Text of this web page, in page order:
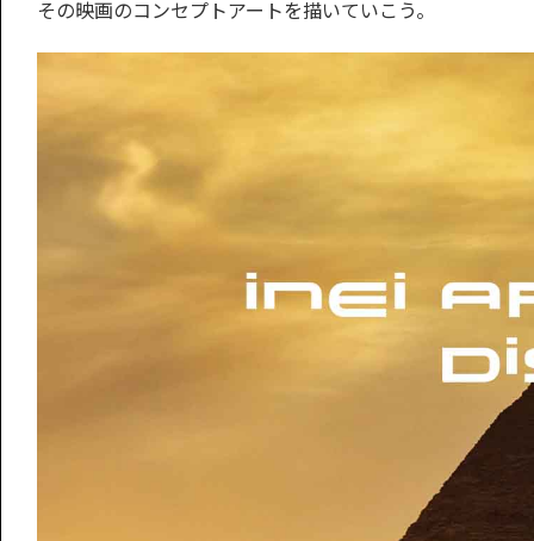
その映画のコンセプトアートを描いていこう。